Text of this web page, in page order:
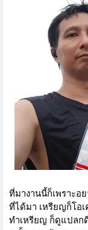
ที่มางานนี้ก็เพราะอ
ที่ได้มา เหรียญก็โอ
ทำเหรียญ ก็ดูแปลก